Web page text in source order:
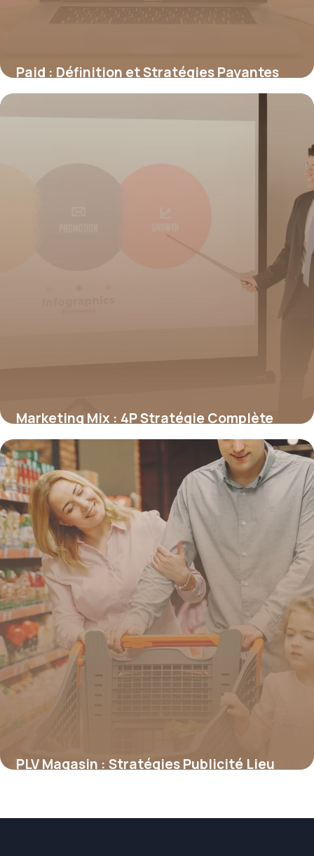
Paid : Définition et Stratégies Payantes
2026
20 juin 2026
Marketing Mix : 4P Stratégie Complète
2026
19 juin 2026
PLV Magasin : Stratégies Publicité Lieu